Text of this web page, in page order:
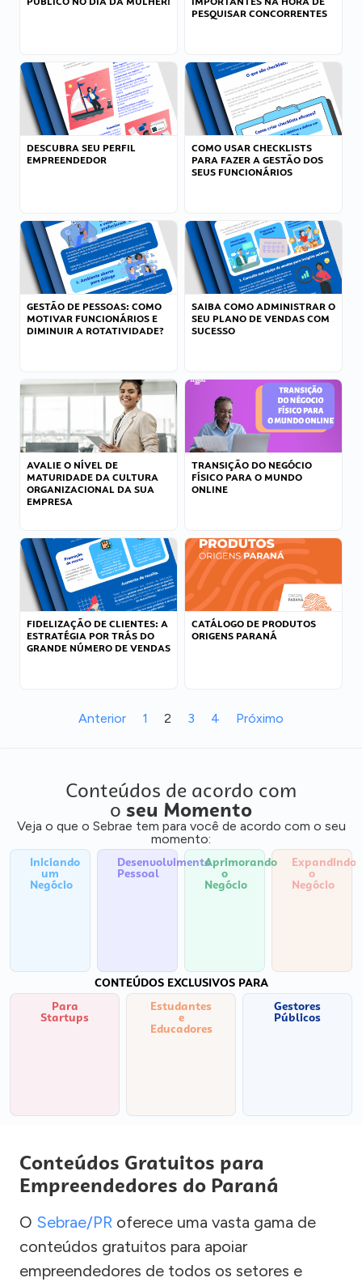
PESQUISAR CONCORRENTES
DESCUBRA SEU PERFIL
EMPREENDEDOR
COMO USAR CHECKLISTS
PARA FAZER A GESTÃO DOS
SEUS FUNCIONÁRIOS
GESTÃO DE PESSOAS: COMO
MOTIVAR FUNCIONÁRIOS E
DIMINUIR A ROTATIVIDADE?
SAIBA COMO ADMINISTRAR O
SEU PLANO DE VENDAS COM
SUCESSO
AVALIE O NÍVEL DE
MATURIDADE DA CULTURA
ORGANIZACIONAL DA SUA
EMPRESA
TRANSIÇÃO DO NEGÓCIO
FÍSICO PARA O MUNDO
ONLINE
FIDELIZAÇÃO DE CLIENTES: A
ESTRATÉGIA POR TRÁS DO
GRANDE NÚMERO DE VENDAS
CATÁLOGO DE PRODUTOS
ORIGENS PARANÁ
Anterior 1 2 3 4 Próximo
Conteúdos de acordo com
o seu Momento
Veja o que o Sebrae tem para você de acordo com o seu
momento:
Iniciando
um
Negócio
Desenvolvimento
Pessoal
Aprimorando
o
Negócio
Expandindo
o
Negócio
CONTEÚDOS EXCLUSIVOS PARA
Para
Startups
Estudantes
e
Educadores
Gestores
Públicos
Conteúdos Gratuitos para
Empreendedores do Paraná
O Sebrae/PR oferece uma vasta gama de
conteúdos gratuitos para apoiar
empreendedores de todos os setores e